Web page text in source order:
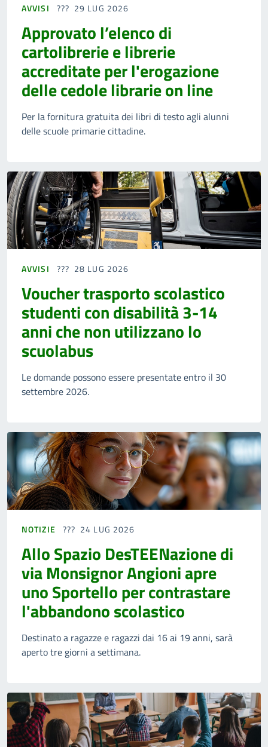
AVVISI 29 LUG 2026
Approvato l’elenco di
cartolibrerie e librerie
accreditate per l'erogazione
delle cedole librarie on line
Per la fornitura gratuita dei libri di testo agli alunni
delle scuole primarie cittadine.
AVVISI 28 LUG 2026
Voucher trasporto scolastico
studenti con disabilità 3-14
anni che non utilizzano lo
scuolabus
Le domande possono essere presentate entro il 30
settembre 2026.
NOTIZIE 24 LUG 2026
Allo Spazio DesTEENazione di
via Monsignor Angioni apre
uno Sportello per contrastare
l'abbandono scolastico
Destinato a ragazze e ragazzi dai 16 ai 19 anni, sarà
aperto tre giorni a settimana.